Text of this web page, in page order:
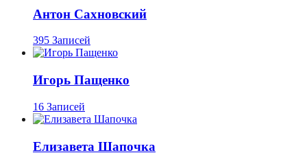
Антон Сахновский
395 Записей
Игорь Пащенко
16 Записей
Елизавета Шапочка